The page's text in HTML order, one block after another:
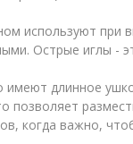
используют при
Острые иглы -
длинное
позволяет
когда важно,